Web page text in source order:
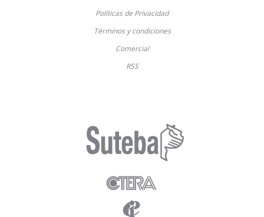
Políticas de Privacidad
Términos y condiciones
Comercial
RSS